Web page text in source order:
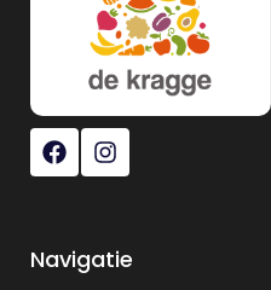
Navigatie